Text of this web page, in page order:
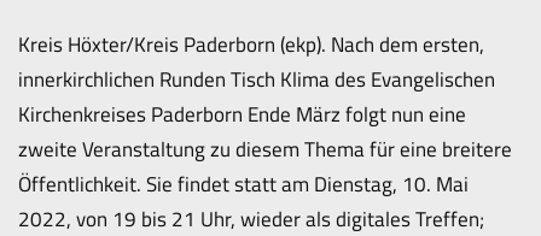
Kreis Höxter/Kreis Paderborn (ekp). Nach dem ersten,
innerkirchlichen Runden Tisch Klima des Evangelischen
Kirchenkreises Paderborn Ende März folgt nun eine
zweite Veranstaltung zu diesem Thema für eine breitere
Öffentlichkeit. Sie findet statt am Dienstag, 10. Mai
2022, von 19 bis 21 Uhr, wieder als digitales Treffen;